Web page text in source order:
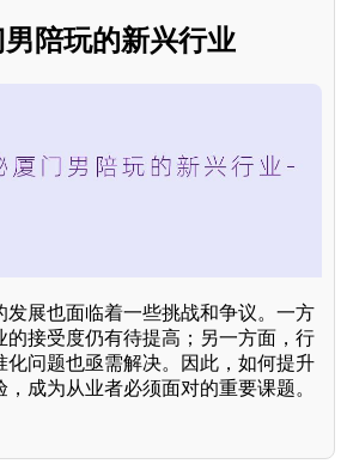
陪玩的新兴行业
发展也面临着一些挑战和争议。一方
的接受度仍有待提高；另一方面，行
化问题也亟需解决。因此，如何提升
成为从业者必须面对的重要课题。